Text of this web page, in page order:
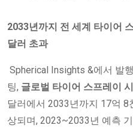
2033년까지 전 세계 타이어
달러 초과
Spherical Insights &에서 발
팅, 글로벌 타이어 스프레이
달러에서 2033년까지 17억
상되며, 2023~2033년 예측